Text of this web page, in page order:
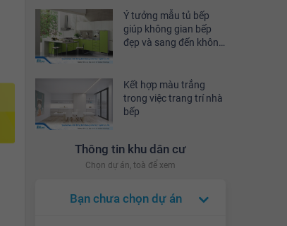
Ý tưởng mẫu tủ bếp
giúp không gian bếp
đẹp và sang đến không
Kết hợp màu trắng
trong việc trang trí nhà
bếp
Thông tin khu dân cư
Chọn dự án, toà để xem
Bạn chưa chọn dự án